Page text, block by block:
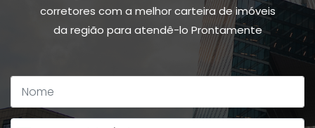
corretores com a melhor carteira de imóveis
da região para atendê-lo Prontamente